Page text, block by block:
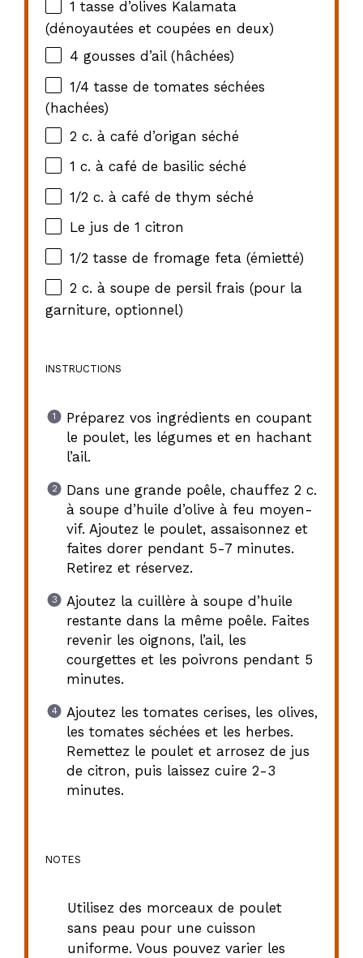
1 tasse d’olives Kalamata
(dénoyautées et coupées en deux)
4 gousses d’ail (hâchées)
1/4 tasse de tomates séchées
(hachées)
2 c. à café d’origan séché
1 c. à café de basilic séché
1/2 c. à café de thym séché
Le jus de 1 citron
1/2 tasse de fromage feta (émietté)
2 c. à soupe de persil frais (pour la
garniture, optionnel)
INSTRUCTIONS
Préparez vos ingrédients en coupant
le poulet, les légumes et en hachant
l’ail.
Dans une grande poêle, chauffez 2 c.
à soupe d’huile d’olive à feu moyen-
vif. Ajoutez le poulet, assaisonnez et
faites dorer pendant 5-7 minutes.
Retirez et réservez.
Ajoutez la cuillère à soupe d’huile
restante dans la même poêle. Faites
revenir les oignons, l’ail, les
courgettes et les poivrons pendant 5
minutes.
Ajoutez les tomates cerises, les olives,
les tomates séchées et les herbes.
Remettez le poulet et arrosez de jus
de citron, puis laissez cuire 2-3
minutes.
NOTES
Utilisez des morceaux de poulet
sans peau pour une cuisson
uniforme. Vous pouvez varier les